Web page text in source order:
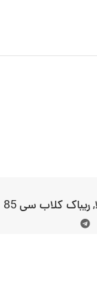
,ریباک کلاب سی 85